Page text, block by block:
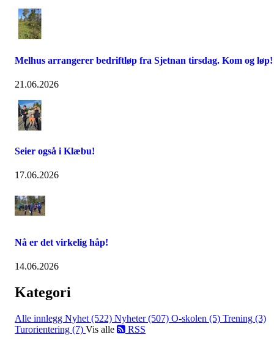
Melhus arrangerer bedriftløp fra Sjetnan tirsdag. Kom og løp!
21.06.2026
Seier også i Klæbu!
17.06.2026
Nå er det virkelig håp!
14.06.2026
Kategori
Alle innlegg Nyhet (522) Nyheter (507) O-skolen (5) Trening (3)
Turorientering (7) Vis alle RSS